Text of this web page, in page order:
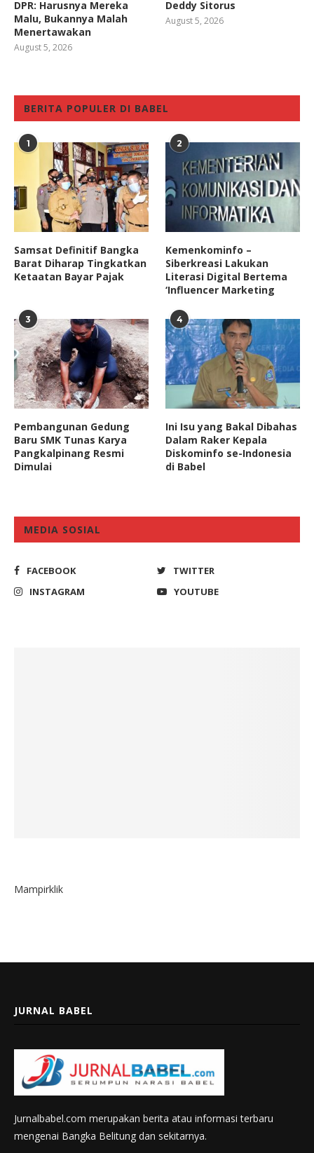
DPR: Harusnya Mereka
Malu, Bukannya Malah
Menertawakan
August 5, 2026
Deddy Sitorus
August 5, 2026
BERITA POPULER DI BABEL
1
Samsat Definitif Bangka
Barat Diharap Tingkatkan
Ketaatan Bayar Pajak
2
Kemenkominfo –
Siberkreasi Lakukan
Literasi Digital Bertema
‘Influencer Marketing
3
Pembangunan Gedung
Baru SMK Tunas Karya
Pangkalpinang Resmi
Dimulai
4
Ini Isu yang Bakal Dibahas
Dalam Raker Kepala
Diskominfo se-Indonesia
di Babel
MEDIA SOSIAL
FACEBOOK
TWITTER
INSTAGRAM
YOUTUBE
Mampirklik
JURNAL BABEL
Jurnalbabel.com merupakan berita atau informasi terbaru
mengenai Bangka Belitung dan sekitarnya.